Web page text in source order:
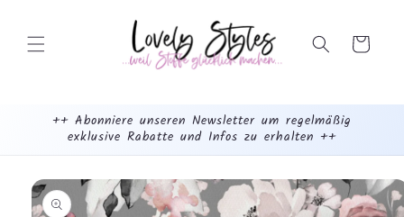
Inhalt Warenkorb
++ Abonniere unseren Newsletter um regelmäßig
exklusive Rabatte und Infos zu erhalten ++
mehr
dazu...